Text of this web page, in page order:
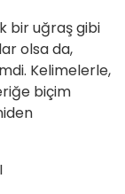
bir uğraş gibi
olsa da,
Kelimelerle,
biçim